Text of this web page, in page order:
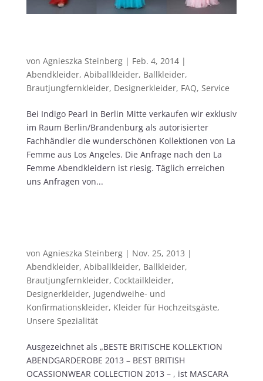
von Agnieszka Steinberg| Feb. 4, 2014|
Abendkleider, Abiballkleider, Ballkleider,
Brautjungfernkleider, Designerkleider, FAQ, Service
Bei Indigo Pearl in Berlin Mitte verkaufen wir exklusiv
im Raum Berlin/Brandenburg als autorisierter
Fachhändler die wunderschönen Kollektionen von La
Femme aus Los Angeles. Die Anfrage nach den La
Femme Abendkleidern ist riesig. Täglich erreichen
uns Anfragen von...
von Agnieszka Steinberg| Nov. 25, 2013 |
Abendkleider, Abiballkleider, Ballkleider,
Brautjungfernkleider, Cocktailkleider,
Designerkleider, Jugendweihe- und
Konfirmationskleider, Kleider für Hochzeitsgäste,
Unsere Spezialität
Ausgezeichnet als „BESTE BRITISCHE KOLLEKTION
ABENDGARDEROBE 2013 – BEST BRITISH
OCASSIONWEAR COLLECTION 2013 – , ist MASCARA